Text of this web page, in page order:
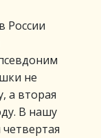
России
не
а вторая
В нашу